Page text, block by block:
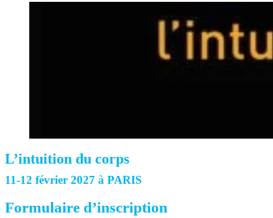
L’intuition du corps
11-12 février 2027 à PARIS
Formulaire d’inscription